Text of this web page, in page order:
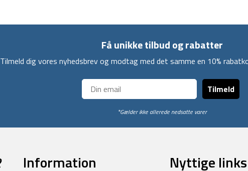
Få unikke tilbud og rabatter
Tilmeld dig vores nyhedsbrev og modtag med det samme en 10%
Tilmeld
*Gælder ikke allerede nedsatte varer
Information Nyttige links